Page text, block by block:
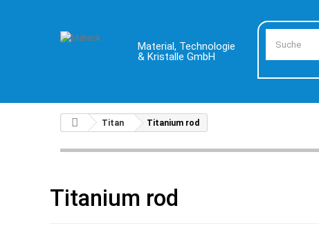
Material, Technologie
& Kristalle GmbH
Titan Titanium rod
Titanium rod